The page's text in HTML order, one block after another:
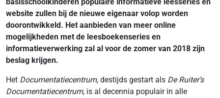
website zullen bij de nieuwe eigenaar volop worden
doorontwikkeld. Het aanbieden van meer online
mogelijkheden met de leesboekenseries en
informatieverwerking zal al voor de zomer van 2018 zijn
beslag krijgen.
Het Documentatiecentrum, destijds gestart als De Ruiter’s
Documentatiecentrum, is al decennia populair in alle